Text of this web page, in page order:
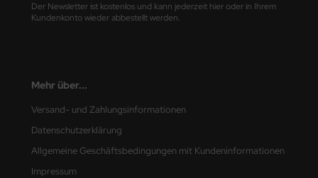
Der Newsletter ist kostenlos und kann jederzeit hier oder in Ihrem
Kundenkonto wieder abbestellt werden.
Mehr über...
Versand- und Zahlungsinformationen
Datenschutzerklärung
Allgemeine Geschäftsbedingungen mit Kundeninformationen
Impressum